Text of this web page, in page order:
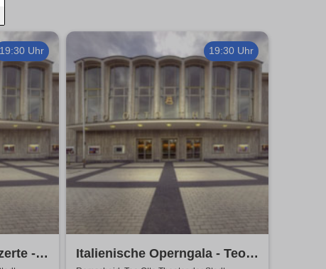
19:30 Uhr
-
19:30 Uhr
Italienische Operngala - Teo